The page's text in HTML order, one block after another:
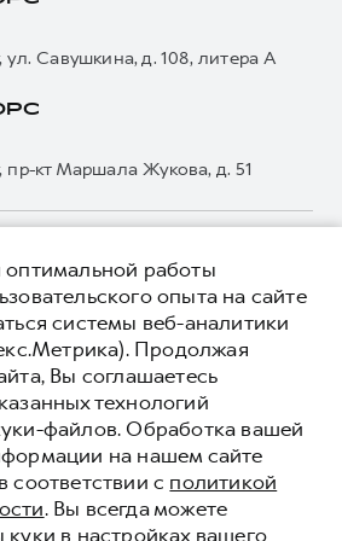
автопарком
GWM
ул. Савушкина, д. 108, литера А
пр-кт Маршала Жукова, д. 51
сайте информация, касающаяся
обслуживания, носит
и не является публичной офертой.
сайте, носят информационный
рекомендуемыми
дистрибьютора (ООО «Грейт
подробной информации
HAVAL может отсутствовать
экстренных оперативных служб
3 года гарантии и 2 года
поддержки. Информация в данном
Мотор Рус»
работы
опыта на сайте
системы веб-аналитики
Продолжая
Вы соглашаетесь
технологий
файлов. Обработка вашей
на нашем сайте
соответствии с политикой
. Вы всегда можете
в настройках вашего